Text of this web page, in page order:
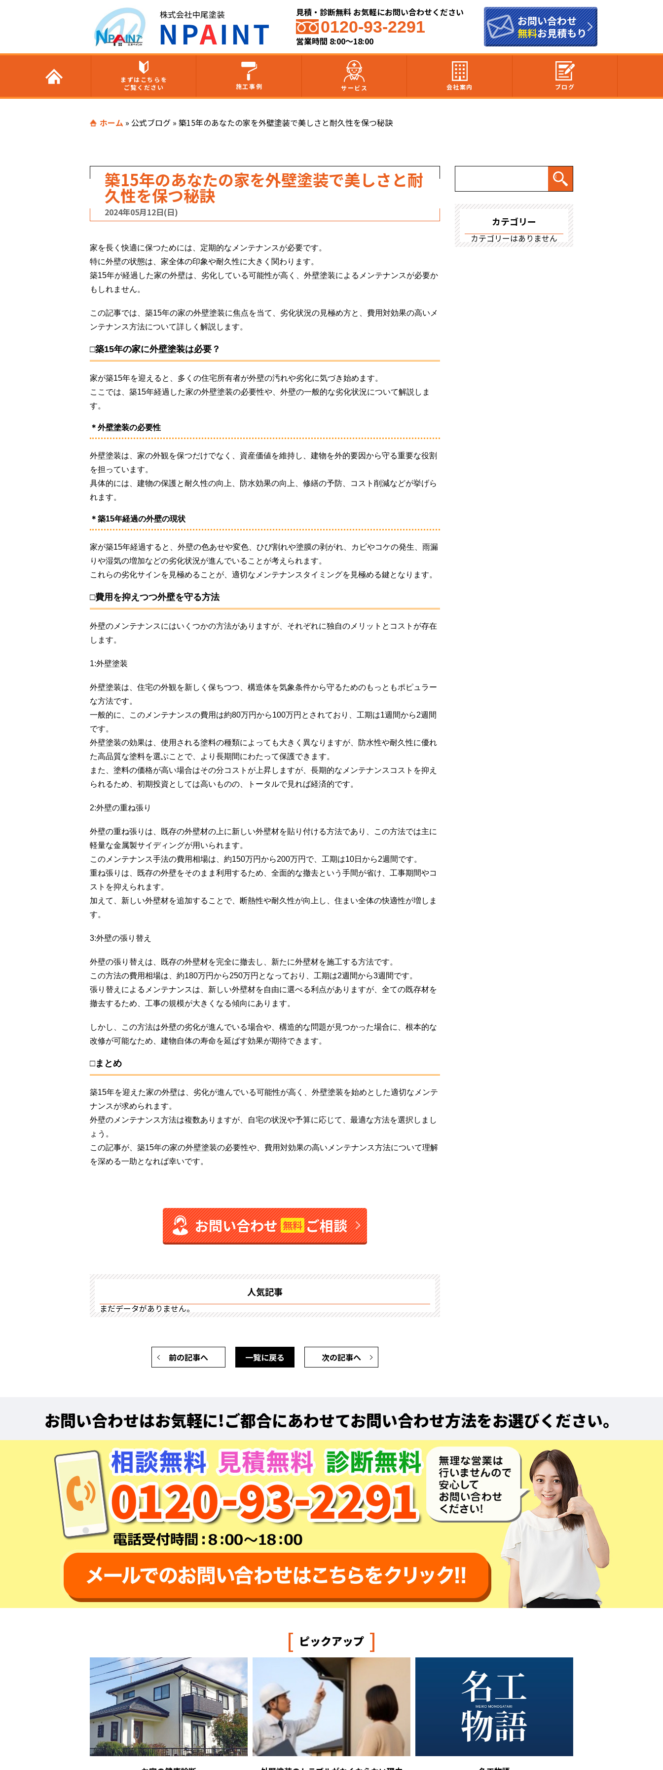
見積・診断無料 お気軽にお問い合わせください
0120-93-2291
営業時間 8:00～18:00
お問い合わせ
無料お見積もり
まずはこちらを
ご覧ください
施工事例 サービス 会社案内 ブログ
ホーム » 公式ブログ » 築15年のあなたの家を外壁塗装で美しさと耐久性を保つ秘訣
築15年のあなたの家を外壁塗装で美しさと耐
久性を保つ秘訣
2024年05月12日(日)
家を長く快適に保つためには、定期的なメンテナンスが必要です。
特に外壁の状態は、家全体の印象や耐久性に大きく関わります。
築15年が経過した家の外壁は、劣化している可能性が高く、外壁塗装によるメンテナンスが必要か
もしれません。
この記事では、築15年の家の外壁塗装に焦点を当て、劣化状況の見極め方と、費用対効果の高いメ
ンテナンス方法について詳しく解説します。
□築15年の家に外壁塗装は必要？
家が築15年を迎えると、多くの住宅所有者が外壁の汚れや劣化に気づき始めます。
ここでは、築15年経過した家の外壁塗装の必要性や、外壁の一般的な劣化状況について解説しま
す。
＊外壁塗装の必要性
外壁塗装は、家の外観を保つだけでなく、資産価値を維持し、建物を外的要因から守る重要な役割
を担っています。
具体的には、建物の保護と耐久性の向上、防水効果の向上、修繕の予防、コスト削減などが挙げら
れます。
＊築15年経過の外壁の現状
家が築15年経過すると、外壁の色あせや変色、ひび割れや塗膜の剥がれ、カビやコケの発生、雨漏
りや湿気の増加などの劣化状況が進んでいることが考えられます。
これらの劣化サインを見極めることが、適切なメンテナンスタイミングを見極める鍵となります。
□費用を抑えつつ外壁を守る方法
外壁のメンテナンスにはいくつかの方法がありますが、それぞれに独自のメリットとコストが存在
します。
1:外壁塗装
外壁塗装は、住宅の外観を新しく保ちつつ、構造体を気象条件から守るためのもっともポピュラー
な方法です。
一般的に、このメンテナンスの費用は約80万円から100万円とされており、工期は1週間から2週間
です。
外壁塗装の効果は、使用される塗料の種類によっても大きく異なりますが、防水性や耐久性に優れ
た高品質な塗料を選ぶことで、より長期間にわたって保護できます。
また、塗料の価格が高い場合はその分コストが上昇しますが、長期的なメンテナンスコストを抑え
られるため、初期投資としては高いものの、トータルで見れば経済的です。
2:外壁の重ね張り
外壁の重ね張りは、既存の外壁材の上に新しい外壁材を貼り付ける方法であり、この方法では主に
軽量な金属製サイディングが用いられます。
このメンテナンス手法の費用相場は、約150万円から200万円で、工期は10日から2週間です。
重ね張りは、既存の外壁をそのまま利用するため、全面的な撤去という手間が省け、工事期間やコ
ストを抑えられます。
加えて、新しい外壁材を追加することで、断熱性や耐久性が向上し、住まい全体の快適性が増しま
す。
3:外壁の張り替え
外壁の張り替えは、既存の外壁材を完全に撤去し、新たに外壁材を施工する方法です。
この方法の費用相場は、約180万円から250万円となっており、工期は2週間から3週間です。
張り替えによるメンテナンスは、新しい外壁材を自由に選べる利点がありますが、全ての既存材を
撤去するため、工事の規模が大きくなる傾向にあります。
しかし、この方法は外壁の劣化が進んでいる場合や、構造的な問題が見つかった場合に、根本的な
改修が可能なため、建物自体の寿命を延ばす効果が期待できます。
□まとめ
築15年を迎えた家の外壁は、劣化が進んでいる可能性が高く、外壁塗装を始めとした適切なメンテ
ナンスが求められます。
外壁のメンテナンス方法は複数ありますが、自宅の状況や予算に応じて、最適な方法を選択しまし
ょう。
この記事が、築15年の家の外壁塗装の必要性や、費用対効果の高いメンテナンス方法について理解
を深める一助となれば幸いです。
お問い合わせ無料 ご相談
人気記事
まだデータがありません。
前の記事へ 次の記事へ
一覧に戻る
カテゴリー
カテゴリーはありません
お問い合わせはお気軽に!ご都合にあわせてお問い合わせ方法をお選びください。
[ ピックアップ ]